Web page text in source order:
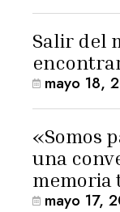
Salir del
mayo 18,
«Somos
una
memoria
mayo 17,